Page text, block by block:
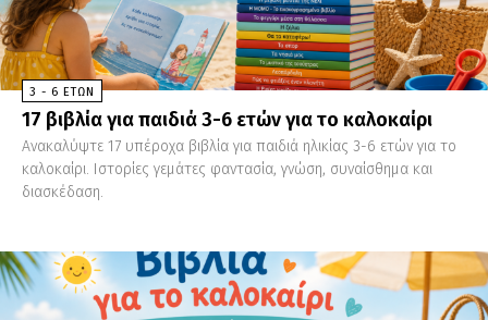
3 - 6 ΕΤΏΝ
17 βιβλία για παιδιά 3-6 ετών για το καλοκαίρι
Ανακαλύψτε 17 υπέροχα βιβλία για παιδιά ηλικίας 3-6 ετών για το
καλοκαίρι. Ιστορίες γεμάτες φαντασία, γνώση, συναίσθημα και
διασκέδαση.